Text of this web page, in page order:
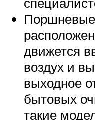
движется
воздух и
выходное
бытовых
такие